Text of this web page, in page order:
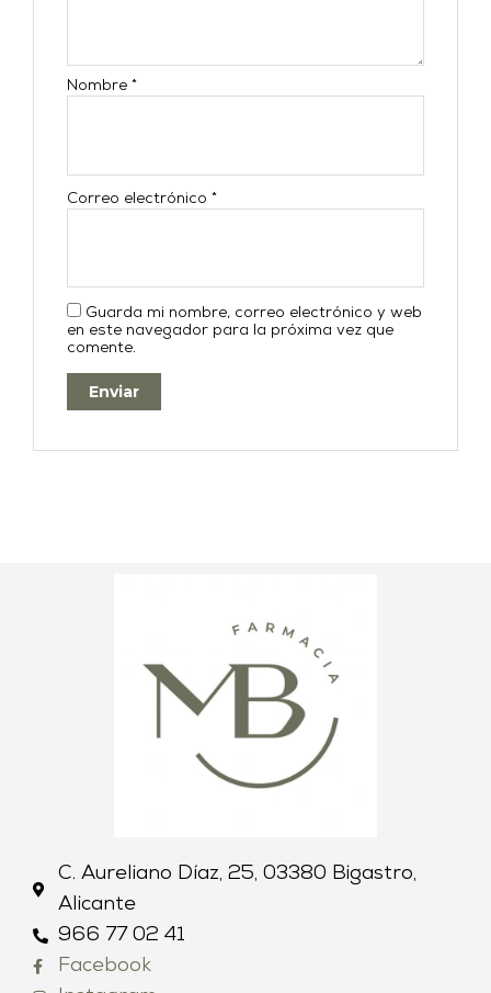
Nombre*
Correo electrónico*
Guarda mi nombre, correo electrónico y web
en este navegador para la próxima vez que
comente.
C. Aureliano Díaz, 25, 03380 Bigastro,
Alicante
966 77 02 41
Facebook